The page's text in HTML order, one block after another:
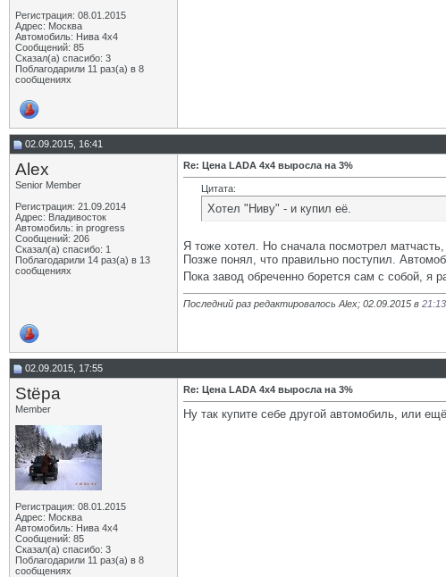
Регистрация: 08.01.2015
Адрес: Москва
Автомобиль: Нива 4х4
Сообщений: 85
Сказал(а) спасибо: 3
Поблагодарили 11 раз(а) в 8
сообщениях
02.09.2015, 16:41
Alex
Senior Member
Регистрация: 21.09.2014
Адрес: Владивосток
Автомобиль: in progress
Сообщений: 206
Сказал(а) спасибо: 1
Поблагодарили 14 раз(а) в 13
сообщениях
Re: Цена LADA 4x4 выросла на 3%
Цитата:
Хотел "Ниву" - и купил её.
Я тоже хотел. Но сначала посмотрел
Позже понял, что правильно поступил.
Пока завод обреченно борется сам с собой, я
Последний раз редактировалось Alex; 02.09.2015 в 21:13
02.09.2015, 17:55
Stёpa
Member
Регистрация: 08.01.2015
Адрес: Москва
Автомобиль: Нива 4х4
Сообщений: 85
Сказал(а) спасибо: 3
Поблагодарили 11 раз(а) в 8
сообщениях
Re: Цена LADA 4x4 выросла на 3%
Ну так купите себе другой автомобиль, или